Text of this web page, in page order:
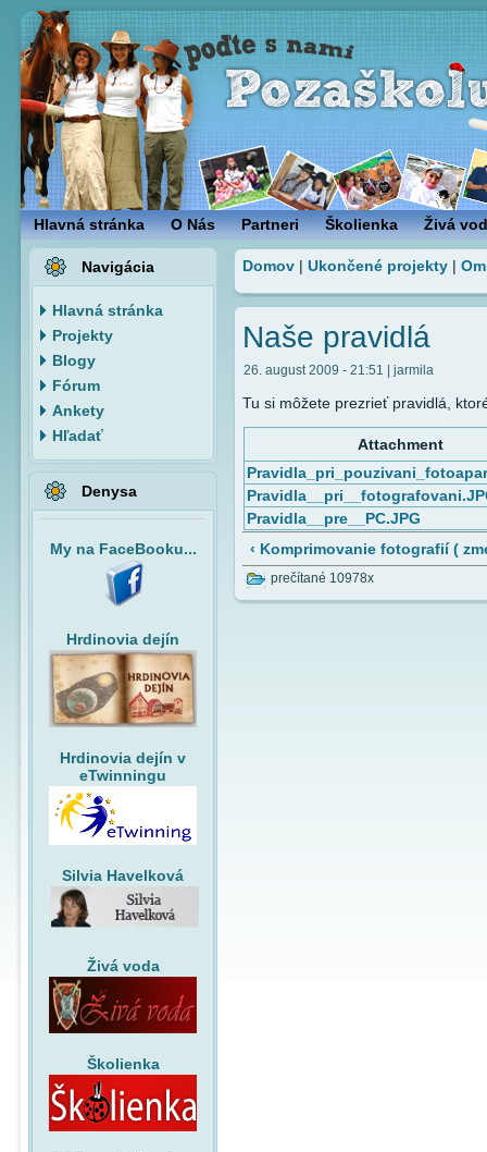
Hlavná stránka O Nás Partneri Školienka Živá
Navigácia
Hlavná stránka
Projekty
Blogy
Fórum
Ankety
Hľadať
Denysa
My na FaceBooku...
Hrdinovia dejín
Hrdinovia dejín v
eTwinningu
Silvia Havelková
Živá voda
Školienka
Domov | Ukončené projekty |
Naše pravidlá
26. august 2009 - 21:51 | jarmila
Tu si môžete prezrieť pravidlá,
Attachment
Pravidla__pre__PC.JPG
‹ Komprimovanie fotografií (
prečítané 10978x